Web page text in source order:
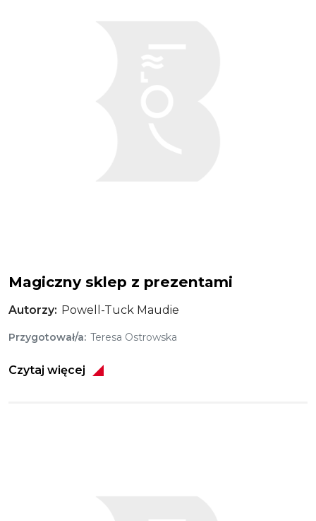
Magiczny sklep z prezentami
Autorzy Powell-Tuck Maudie
Przygotował/a Teresa Ostrowska
Czytaj więcej